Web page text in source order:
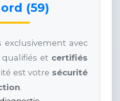
(59)
exclusivement avec
et certifiés
est votre sécurité
.